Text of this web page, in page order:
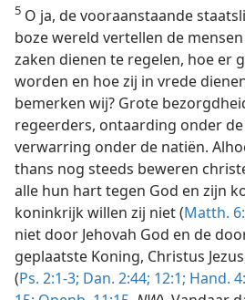
5 O ja, de vooraanstaande
boze wereld vertellen de
zaken dienen te regelen, hoe er
worden en hoe zij in vrede
bemerken wij? Grote
regeerders, ontaarding onder
verwarring onder de natiën.
thans nog steeds beweren
alle hun hart tegen God en zijn
koninkrijk willen zij niet (Matth.
niet door Jehovah God en de
geplaatste Koning, Christus
(Ps. 2:1-3; Dan. 2:44; 12:1; Hand.